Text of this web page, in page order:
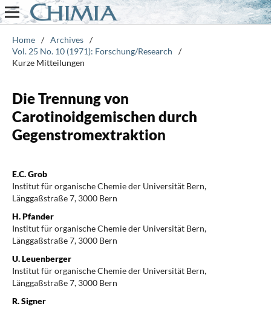
Home / Archives /
Vol. 25 No. 10 (1971): Forschung/Research
/
Kurze Mitteilungen
Die Trennung von
Carotinoidgemischen durch
Gegenstromextraktion
E.C. Grob
Institut für organische Chemie der Universität Bern,
Länggaßstraße 7, 3000 Bern
H. Pfander
Institut für organische Chemie der Universität Bern,
Länggaßstraße 7, 3000 Bern
U. Leuenberger
Institut für organische Chemie der Universität Bern,
Länggaßstraße 7, 3000 Bern
R. Signer